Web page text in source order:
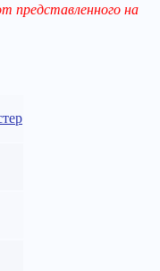
представленного на